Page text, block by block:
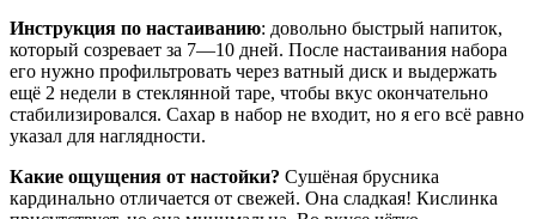
Инструкция по настаиванию: довольно быстрый напиток,
который созревает за 7—10 дней. После настаивания набора
его нужно профильтровать через ватный диск и выдержать
ещё 2 недели в стеклянной таре, чтобы вкус окончательно
стабилизировался. Сахар в набор не входит, но я его всё равно
указал для наглядности.
Какие ощущения от настойки? Сушёная брусника
кардинально отличается от свежей. Она сладкая! Кислинка